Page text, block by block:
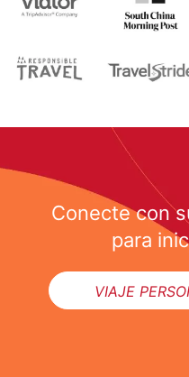
Conecte con
para
VIAJE